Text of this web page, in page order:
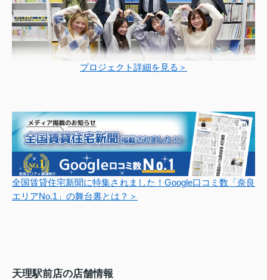
プロジェクト詳細を見る＞
全国賃貸住宅新聞に特集されました！Google口コミ数「奈良
エリアNo.1」の舞台裏とは？＞
天理駅前店の店舗情報